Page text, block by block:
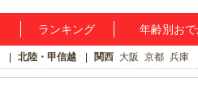
ランキング 年齢別お
北陸・甲信越 関西 大阪 京都 兵庫